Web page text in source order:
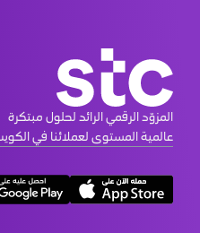
عالمية المستوى لعملائنا في